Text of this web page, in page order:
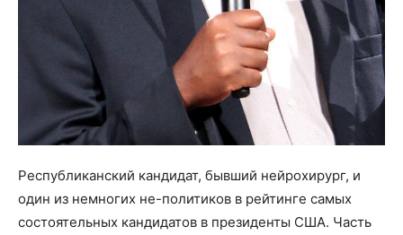
Республиканский кандидат, бывший нейрохирург, и
один из немногих не-политиков в рейтинге самых
состоятельных кандидатов в президенты США. Часть